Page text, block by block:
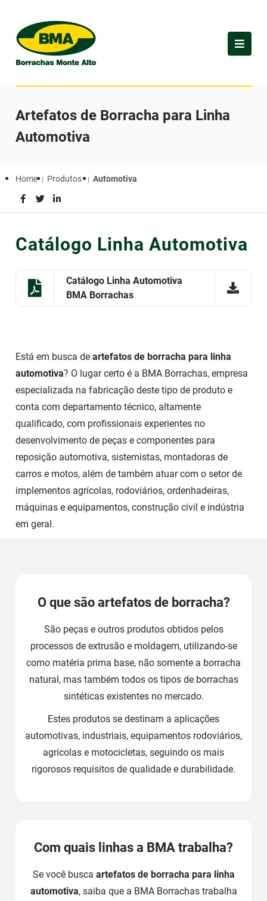
Artefatos de Borracha para Linha
Automotiva
Home Produtos Automotiva
Catálogo Linha Automotiva
Catálogo Linha Automotiva
BMA Borrachas
Está em busca de artefatos de borracha para linha
automotiva? O lugar certo é a BMA Borrachas, empresa
especializada na fabricação deste tipo de produto e
conta com departamento técnico, altamente
qualificado, com profissionais experientes no
desenvolvimento de peças e componentes para
reposição automotiva, sistemistas, montadoras de
carros e motos, além de também atuar com o setor de
implementos agrícolas, rodoviários, ordenhadeiras,
máquinas e equipamentos, construção civil e indústria
em geral.
O que são artefatos de borracha?
São peças e outros produtos obtidos pelos
processos de extrusão e moldagem, utilizando-se
como matéria prima base, não somente a borracha
natural, mas também todos os tipos de borrachas
sintéticas existentes no mercado.
Estes produtos se destinam a aplicações
automotivas, industriais, equipamentos rodoviários,
agrícolas e motocicletas, seguindo os mais
rigorosos requisitos de qualidade e durabilidade.
Com quais linhas a BMA trabalha?
Se você busca artefatos de borracha para linha
automotiva, saiba que a BMA Borrachas trabalha